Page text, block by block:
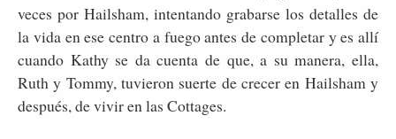
veces por Hailsham, intentando grabarse los detalles de
la vida en ese centro a fuego antes de completar y es allí
cuando Kathy se da cuenta de que, a su manera, ella,
Ruth y Tommy, tuvieron suerte de crecer en Hailsham y
después, de vivir en las Cottages.